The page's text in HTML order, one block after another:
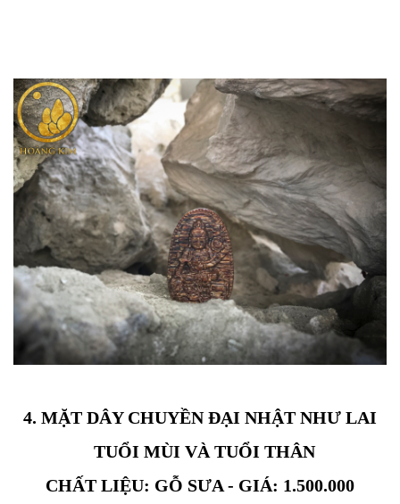
4. MẶT DÂY CHUYỀN ĐẠI NHẬT NHƯ LAI
TUỔI MÙI VÀTUỔI THÂN
CHẤT LIỆU: GỖ SƯA - GIÁ: 1.500.000